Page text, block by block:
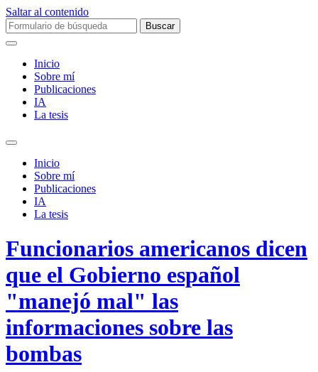
Saltar al contenido
Buscar:
Inicio
Sobre mí­
Publicaciones
IA
La tesis
Alternar
campo
búsqueda
Inicio
Sobre mí­
Publicaciones
IA
La tesis
Funcionarios americanos dicen
que el Gobierno español
"manejó mal" las
informaciones sobre las
bombas